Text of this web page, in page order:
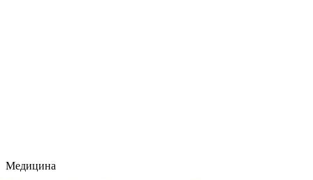
Медицина